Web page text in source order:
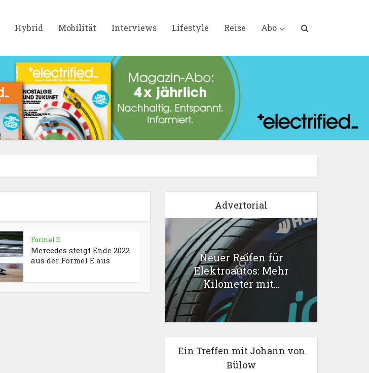
Hybrid Mobilität Interviews Lifestyle Reise Abo
Formel E
Mercedes steigt Ende 2022
aus der Formel E aus
Advertorial
Neuer Reifen für
Elektroautos: Mehr
Kilometer mit...
Ein Treffen mit Johann von
Bülow